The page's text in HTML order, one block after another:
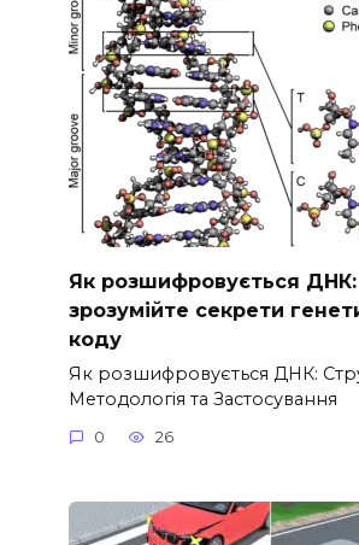
Як розшифровується ДНК:
зрозумійте секрети
коду
Як розшифровується ДНК:
Методологія та Застосування
0 26